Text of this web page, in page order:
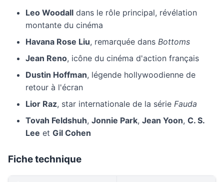
Leo Woodall dans le rôle principal, révélation
montante du cinéma
Havana Rose Liu, remarquée dans Bottoms
Jean Reno, icône du cinéma d'action français
Dustin Hoffman, légende hollywoodienne de
retour à l'écran
Lior Raz, star internationale de la série Fauda
Tovah Feldshuh, Jonnie Park, Jean Yoon, C. S.
Lee et Gil Cohen
Fiche technique